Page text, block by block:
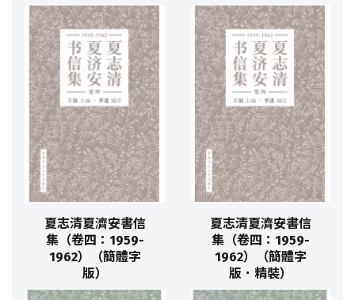
夏志清夏濟安書信
集（卷四：1959-
1962）（簡體字
版）
夏志清夏濟安書信
集（卷四：1959-
1962）（簡體字
版．精裝）